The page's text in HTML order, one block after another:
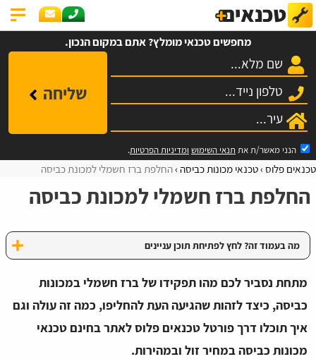
מחפשים טכנאי מומלץ? אתם במקום הנכון.
שליחה
הנני מאשר/ת את תנאי השימוש ומדיניות הפרטיות.
טכנאים פלוס טכנאי מכונות כביסה החלפת ברז חשמלי למכונת כביסה
החלפת ברז חשמלי למכונת כביסה
מה בעמוד זה? לחץ לפתיחת תוכן עניינים
מתחת נסביר לכם מהו תפקידו של ברז חשמלי במכונות
כביסה, כיצד לזהות שהגיעה העת להחליפו, כמה זה עולה וגם
איך תוכלו דרך פורטל טכנאים פלוס לאתר בחינם טכנאי
מכונות כביסה במחיר זול ובמהירות.